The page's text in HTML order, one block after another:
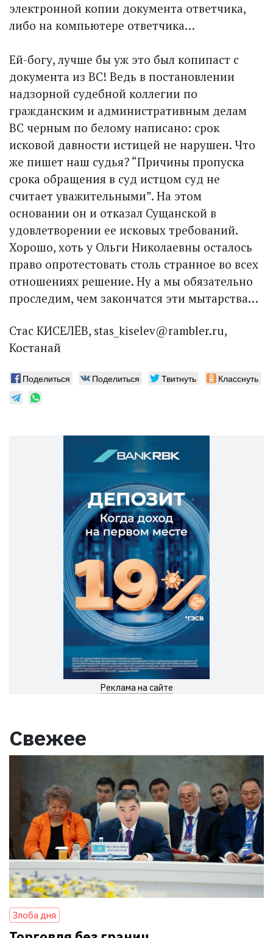
электронной копии документа ответчика,
либо на компьютере ответчика…
Ей-богу, лучше бы уж это был копипаст с
документа из ВС! Ведь в постановлении
надзорной судебной коллегии по
гражданским и административным делам
ВС черным по белому написано: срок
исковой давности истицей не нарушен. Что
же пишет наш судья? “Причины пропуска
срока обращения в суд истцом суд не
считает уважительными”. На этом
основании он и отказал Сущанской в
удовлетворении ее исковых требований.
Хорошо, хоть у Ольги Николаевны осталось
право опротестовать столь странное во всех
отношениях решение. Ну а мы обязательно
проследим, чем закончатся эти мытарства…
Стас КИСЕЛЁВ, stas_kiselev@rambler.ru,
Костанай
Поделиться Поделиться Твитнуть Класснуть
Реклама на сайте
Свежее
Злоба дня